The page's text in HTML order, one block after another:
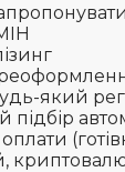
який